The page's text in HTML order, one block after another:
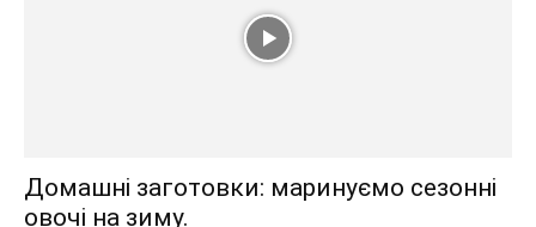
Домашні заготовки: маринуємо сезонні
овочі на зиму.